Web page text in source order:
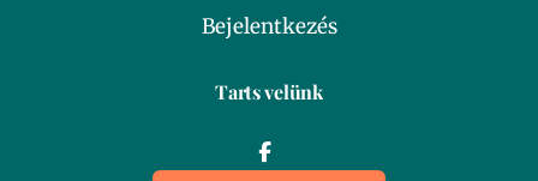
Bejelentkezés
Tarts velünk